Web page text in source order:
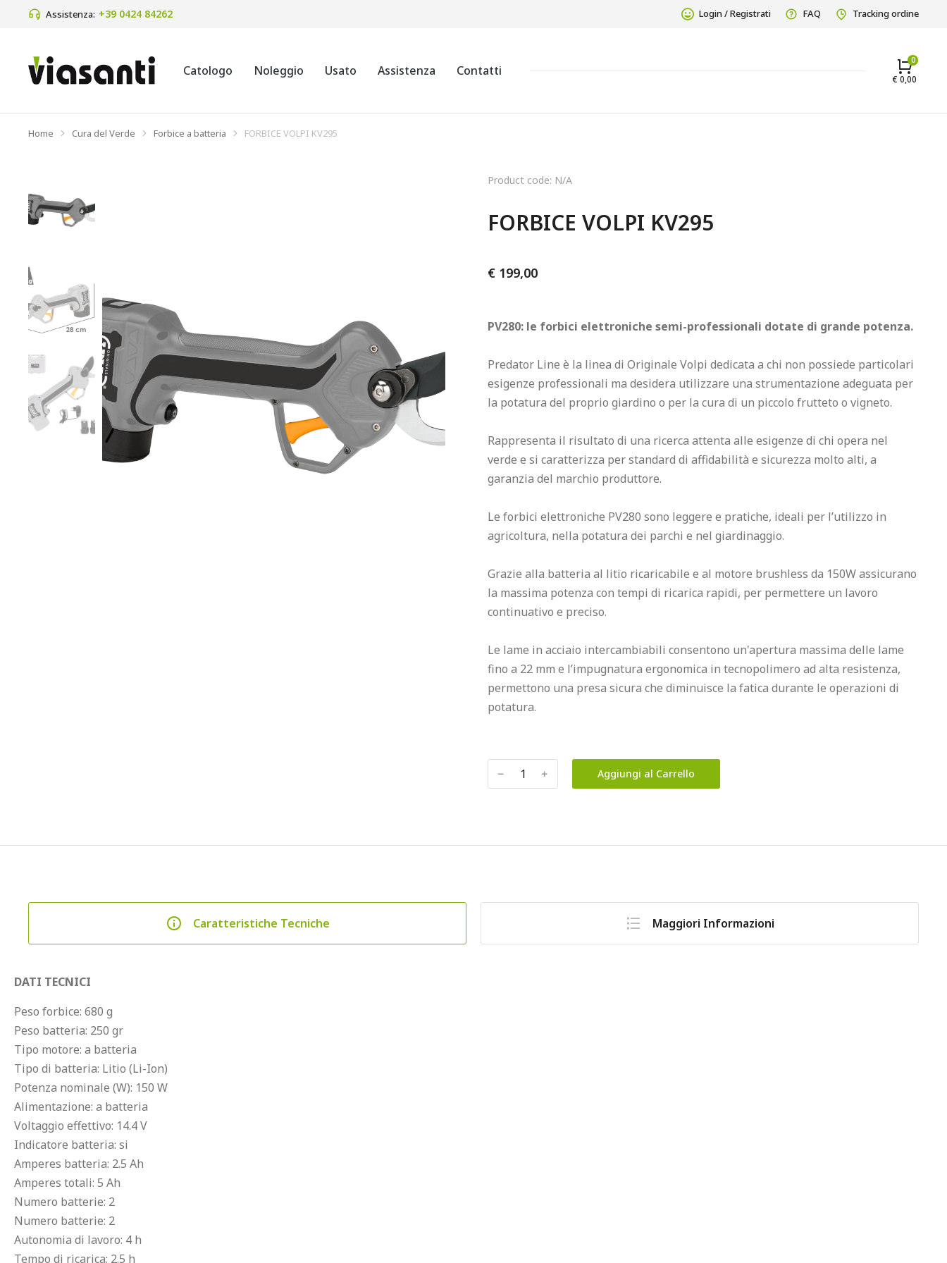
Assistenza: +39 0424 84262 Login / Registrati FAQ Tracking ordine
Catologo Noleggio Usato Assistenza Contatti
€ 0,00
Tu sei qui:
Home Cura del Verde Forbice a batteria FORBICE VOLPI KV295
Product code: N/A
FORBICE VOLPI KV295
€ 199,00
PV280: le forbici elettroniche semi-professionali dotate di grande potenza.
Predator Line è la linea di Originale Volpi dedicata a chi non possiede particolari
esigenze professionali ma desidera utilizzare una strumentazione adeguata per
la potatura del proprio giardino o per la cura di un piccolo frutteto o vigneto.
Rappresenta il risultato di una ricerca attenta alle esigenze di chi opera nel
verde e si caratterizza per standard di affidabilità e sicurezza molto alti, a
garanzia del marchio produttore.
Le forbici elettroniche PV280 sono leggere e pratiche, ideali per l’utilizzo in
agricoltura, nella potatura dei parchi e nel giardinaggio.
Grazie alla batteria al litio ricaricabile e al motore brushless da 150W assicurano
la massima potenza con tempi di ricarica rapidi, per permettere un lavoro
continuativo e preciso.
Le lame in acciaio intercambiabili consentono un'apertura massima delle lame
fino a 22 mm e l’impugnatura ergonomica in tecnopolimero ad alta resistenza,
permettono una presa sicura che diminuisce la fatica durante le operazioni di
potatura.
﹣ ﹢ Aggiungi al Carrello
Caratteristiche Tecniche Maggiori Informazioni
DATI TECNICI
Peso forbice: 680 g
Peso batteria: 250 gr
Tipo motore: a batteria
Tipo di batteria: Litio (Li-Ion)
Potenza nominale (W): 150 W
Alimentazione: a batteria
Voltaggio effettivo: 14.4 V
Indicatore batteria: si
Amperes batteria: 2.5 Ah
Amperes totali: 5 Ah
Numero batterie: 2
Numero batterie: 2
Autonomia di lavoro: 4 h
Tempo di ricarica: 2.5 h